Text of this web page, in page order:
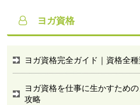
ヨガ資格
ヨガ資格完全ガイド｜資格全
ヨガ資格を仕事に生かすため
攻略